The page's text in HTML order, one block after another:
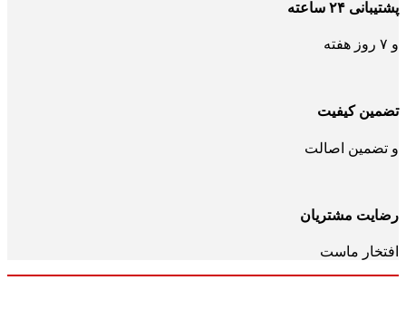
پشتیبانی ۲۴ ساعته
و ۷ روز هفته
تضمین کیفیت
و تضمین اصالت
رضایت مشتریان
افتخار ماست